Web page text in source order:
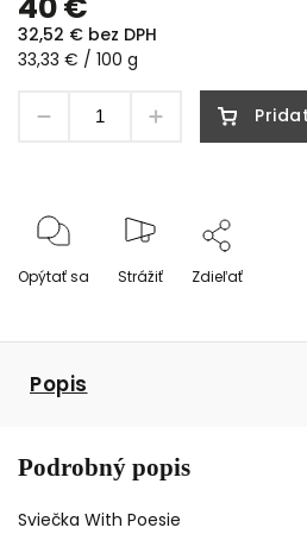
32,52 € bez DPH
33,33 € / 100 g
Opýtať sa Strážiť Zdieľať
Popis
Podrobný popis
Sviečka With Poesie